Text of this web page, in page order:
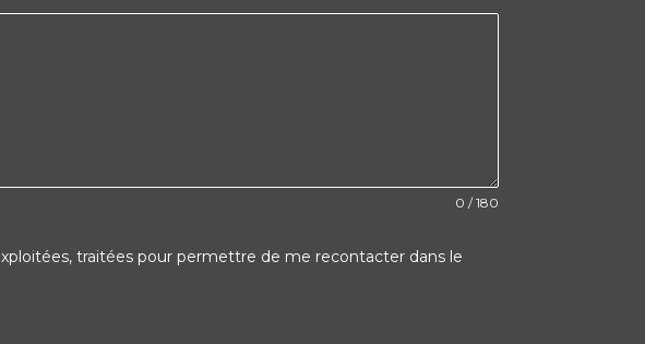
0 / 180
traitées pour permettre de me recontacter dans le